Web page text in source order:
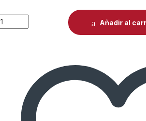
CASE RGB CORSAIR ICUE LINK 3500X
Añadir al